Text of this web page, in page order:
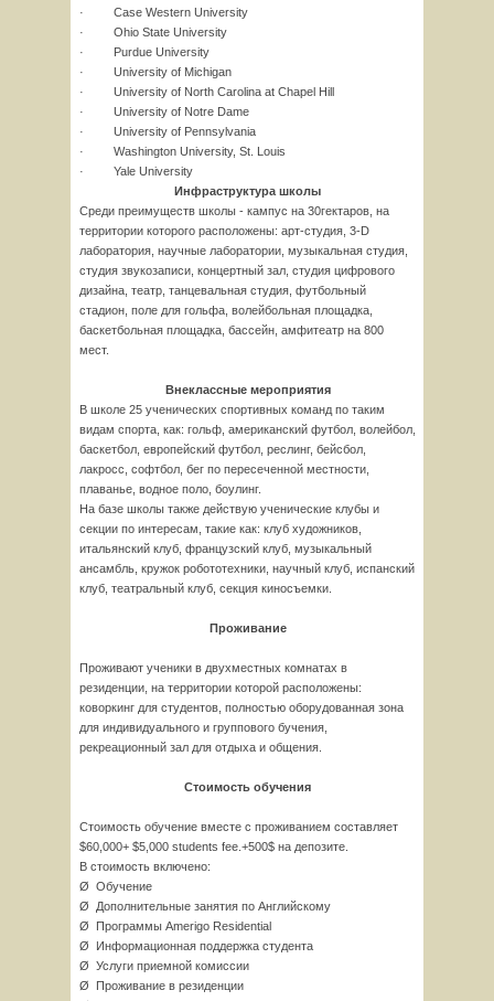
· Case Western University
· Ohio State University
· Purdue University
· University of Michigan
· University of North Carolina at Chapel Hill
· University of Notre Dame
· University of Pennsylvania
· Washington University, St. Louis
· Yale University
Инфраструктура школы
Среди преимуществ школы - кампус на 30гектаров, на
территории которого расположены: арт-студия, 3-D
лаборатория, научные лаборатории, музыкальная студия,
студия звукозаписи, концертный зал, студия цифрового
дизайна, театр, танцевальная студия, футбольный
стадион, поле для гольфа, волейбольная площадка,
баскетбольная площадка, бассейн, амфитеатр на 800
мест.
Внеклассные мероприятия
В школе 25 ученических спортивных команд по таким
видам спорта, как: гольф, американский футбол, волейбол,
баскетбол, европейский футбол, реслинг, бейсбол,
лакросс, софтбол, бег по пересеченной местности,
плаванье, водное поло, боулинг.
На базе школы также действую ученические клубы и
секции по интересам, такие как: клуб художников,
итальянский клуб, французский клуб, музыкальный
ансамбль, кружок робототехники, научный клуб, испанский
клуб, театральный клуб, секция киносъемки.
Проживание
Проживают ученики в двухместных комнатах в
резиденции, на территории которой расположены:
коворкинг для студентов, полностью оборудованная зона
для индивидуального и группового бучения,
рекреационный зал для отдыха и общения.
Стоимость обучения
Стоимость обучение вместе с проживанием составляет
$60,000+ $5,000 students fee.+500$ на депозите.
В стоимость включено:
Ø Обучение
Ø Дополнительные занятия по Английскому
Ø Программы Amerigo Residential
Ø Информационная поддержка студента
Ø Услуги приемной комиссии
Ø Проживание в резиденции